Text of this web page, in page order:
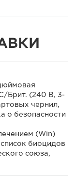
Брит. (240 В, 3-
чернил,
о безопасности
(Win)
биоцидов
союза,